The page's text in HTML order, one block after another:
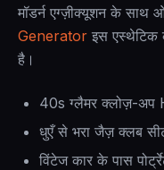
मॉडर्न एग्ज़ीक्यूशन के साथ
Generator इस एस्थेटिक
है।
40s ग्लैमर क्लोज़-अप
धुएँ से भरा जैज़ क्लब
विंटेज कार के पास